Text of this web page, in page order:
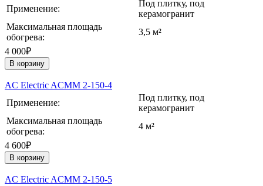
Применение:
Под плитку, под
керамогранит
Максимальная площадь
обогрева:
3,5 м²
4 000₽
В корзину
AC Electric ACMM 2-150-4
Применение:
Под плитку, под
керамогранит
Максимальная площадь
обогрева:
4 м²
4 600₽
В корзину
AC Electric ACMM 2-150-5